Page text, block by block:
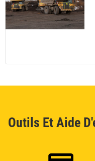
Outils Et Aide